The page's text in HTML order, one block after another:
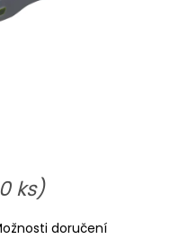
ks)
doručení